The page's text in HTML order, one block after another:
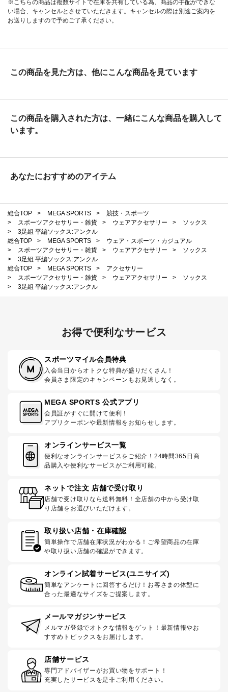
※こちらの商品は複数サイトで在庫を共有している為、商品の手配ができな
い場合、キャンセルとさせていただきます。キャンセルの際は別途ご案内を
お送りしますので予めご了承ください。
この商品を見た方は、他にこんな商品を見ています
この商品を購入された方は、一緒にこんな商品を購入して
います。
あなたにおすすめのアイテム
総合TOP > MEGA SPORTS >
競技・スポーツ
>
スポーツアクセサリー・雑貨 > ウェアアクセサリー >
ソックス
>
3足組 平編ソックス:アンクル
総合TOP
> MEGA SPORTS >
ウェア・スポーツ・カジュアル
>
スポーツアクセサリー・雑貨 > ウェアアクセサリー >
ソックス
>
3足組 平編ソックス:アンクル
総合TOP
> MEGA SPORTS >
アクセサリー
>
スポーツアクセサリー・雑貨 > ウェアアクセサリー >
ソックス
>
3足組 平編ソックス:アンクル
お得で便利なサービス
スポーツマイル会員特典
入会当日からオトクな特典が盛りだくさん！
会員さま限定のキャンペーンもお見逃しなく。
MEGA SPORTS 公式アプリ
会員証がすぐに開けて便利！
アプリクーポンや最新情報をお知らせします。
オンラインサービス一覧
便利なオンラインサービスをご紹介！24時間365日商
品購入や便利なサービスがご利用可能。
ネットで注文 店舗で受け取り
店舗で受け取りなら送料無料！全店舗の中から受け取
り店舗をお選びいただけます。
取り扱い店舗・在庫確認
簡単操作で店舗在庫状況がわかる！ご希望商品の在庫
や取り扱い店舗の確認ができます。
オンライン試着サービス(ユニサイズ)
簡単なアンケートに回答するだけ！お客さまの体型に
合った最適なサイズをご提案します。
メールマガジンサービス
メルマガ登録でオトクな情報をゲット！最新情報やお
すすめトピックスをお届けします。
店舗サービス
専門アドバイザーがお買い物をサポート！
充実したサービスを是非ご利用ください。